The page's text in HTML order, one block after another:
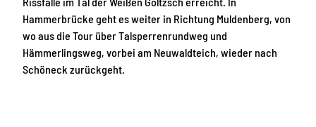
Hammerbrücke geht es weiter in Richtung Muldenberg, von
wo aus die Tour über Talsperrenrundweg und
Hämmerlingsweg, vorbei am Neuwaldteich, wieder nach
Schöneck zurückgeht.